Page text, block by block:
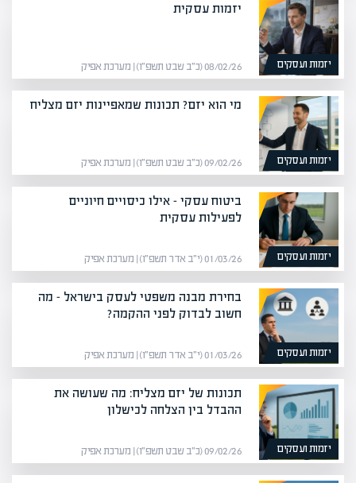
יזמות ועסקים
יזמות עסקית
08/02/26 (כ״ב שבט תשפ״ו) | מערכת אפיק
יזמות ועסקים
מי הוא יזם? תכונות שמאפיינות יזם מצליח
09/02/26 (כ״ב שבט תשפ״ו) | מערכת אפיק
יזמות ועסקים
ביטוח עסקי – אילו כיסויים חיוניים
לפעילות עסקית
01/03/26 (י״ב אדר תשפ״ו) | מערכת אפיק
יזמות ועסקים
בחירת מבנה משפטי לעסק בישראל – מה
חשוב לבדוק לפני ההקמה?
01/03/26 (י״ב אדר תשפ״ו) | מערכת אפיק
יזמות ועסקים
תכונות של יזם מצליח: מה שעושה את
ההבדל בין הצלחה לכישלון
09/02/26 (כ״ב שבט תשפ״ו) | מערכת אפיק